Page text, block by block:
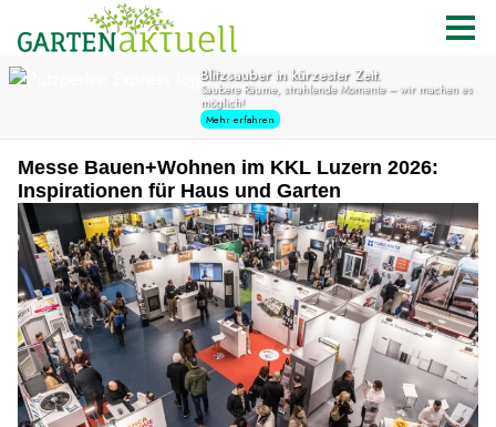
Messe Bauen+Wohnen im KKL Luzern 2026:
Inspirationen für Haus und Garten